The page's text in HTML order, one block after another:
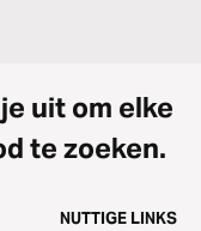
uit om elke
te zoeken.
NUTTIGE LINKS